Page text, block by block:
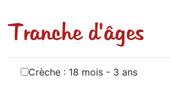
Tranche d'âges
Crèche : 18 mois - 3 ans